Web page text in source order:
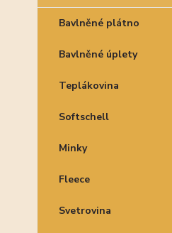
Bavlněné plátno
Bavlněné úplety
Teplákovina
Softschell
Minky
Fleece
Svetrovina